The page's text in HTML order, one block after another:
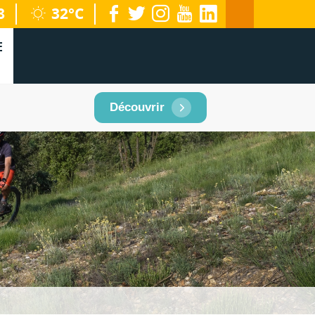
32°C facebook
twitterinstagram
youtube
Découvrir